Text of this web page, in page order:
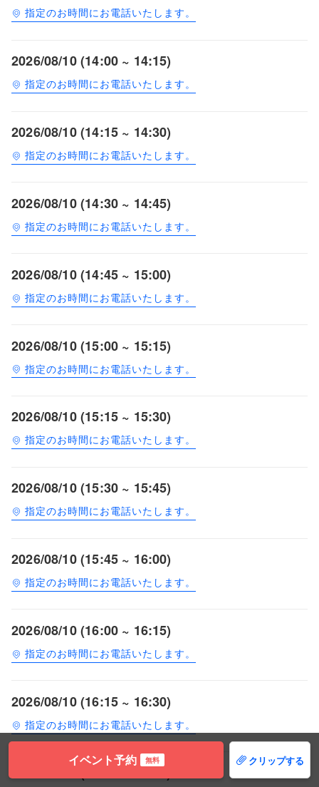
指定のお時間にお電話いたします。
2026/08/10 (14:00 ~ 14:15)
指定のお時間にお電話いたします。
2026/08/10 (14:15 ~ 14:30)
指定のお時間にお電話いたします。
2026/08/10 (14:30 ~ 14:45)
指定のお時間にお電話いたします。
2026/08/10 (14:45 ~ 15:00)
指定のお時間にお電話いたします。
2026/08/10 (15:00 ~ 15:15)
指定のお時間にお電話いたします。
2026/08/10 (15:15 ~ 15:30)
指定のお時間にお電話いたします。
2026/08/10 (15:30 ~ 15:45)
指定のお時間にお電話いたします。
2026/08/10 (15:45 ~ 16:00)
指定のお時間にお電話いたします。
2026/08/10 (16:00 ~ 16:15)
指定のお時間にお電話いたします。
2026/08/10 (16:15 ~ 16:30)
指定のお時間にお電話いたします。
2026/08/10 (16:30 ~ 16:45)
イベント予約 無料 クリップする